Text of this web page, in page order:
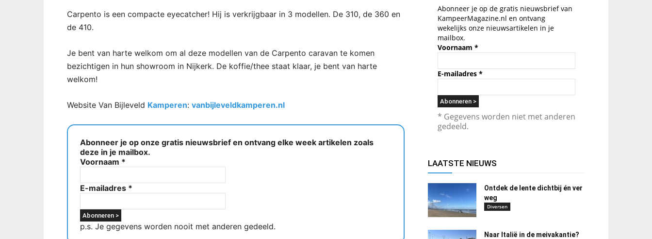
Carpento is een compacte eyecatcher! Hij is verkrijgbaar in 3 modellen. De 310, de 360 en
de 410.
Je bent van harte welkom om al deze modellen van de Carpento caravan te komen
bezichtigen in hun showroom in Nijkerk. De koffie/thee staat klaar, je bent van harte
welkom!
Website Van Bijleveld Kamperen: vanbijleveldkamperen.nl
Abonneer je op onze gratis nieuwsbrief en ontvang elke week artikelen zoals
deze in je mailbox.
Voornaam *
E-mailadres *
p.s. Je gegevens worden nooit met anderen gedeeld.
Abonneer je op de gratis nieuwsbrief van
KampeerMagazine.nl en ontvang
wekelijks onze nieuwsartikelen in je
mailbox.
Voornaam *
E-mailadres *
* Gegevens worden niet met anderen
gedeeld.
LAATSTE NIEUWS
Ontdek de lente dichtbij én ver
weg
Diversen
Naar Italië in de meivakantie?